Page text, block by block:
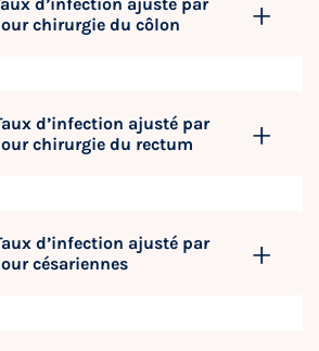
chirurgie du côlon
d’infection ajusté par
chirurgie du rectum
d’infection ajusté par
césariennes